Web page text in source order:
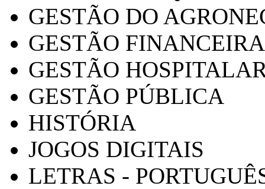
GESTÃO DO
GESTÃO FINANCEIRA
GESTÃO
GESTÃO PÚBLICA
HISTÓRIA
JOGOS DIGITAIS
LETRAS -